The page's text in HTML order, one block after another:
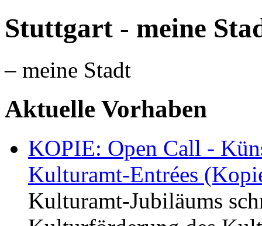
Stuttgart - meine
– meine Stadt
Aktuelle Vorhaben
KOPIE: Open Call -
Kulturamt-Entrées
Kulturamt-Jubiläums